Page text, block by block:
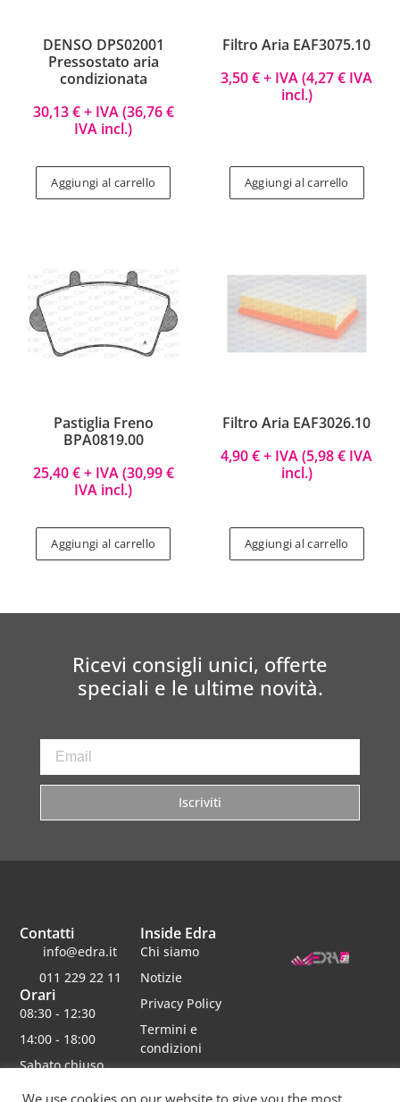
DENSO DPS02001
Pressostato aria
condizionata
30,13€+ IVA (36,76€
IVA incl.)
Aggiungi al carrello
Filtro Aria EAF3075.10
3,50€+ IVA (4,27€ IVA
incl.)
Aggiungi al carrello
Pastiglia Freno
BPA0819.00
25,40€+ IVA (30,99€
IVA incl.)
Aggiungi al carrello
Filtro Aria EAF3026.10
4,90€+ IVA (5,98€ IVA
incl.)
Aggiungi al carrello
Ricevi consigli unici, offerte
speciali e le ultime novità.
Iscriviti
Inside Edra
Chi siamo
Notizie
Privacy Policy
Termini e
condizioni
Lavora con noi
Contatti
info@edra.it
011 229 22 11
Orari
08:30 - 12:30
14:00 - 18:00
Sabato chiuso
We use cookies on our website to give you the most